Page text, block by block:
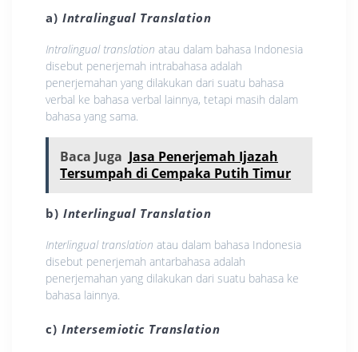
a) Intralingual Translation
Intralingual translation atau dalam bahasa Indonesia
disebut penerjemah intrabahasa adalah
penerjemahan yang dilakukan dari suatu bahasa
verbal ke bahasa verbal lainnya, tetapi masih dalam
bahasa yang sama.
Baca Juga Jasa Penerjemah Ijazah
Tersumpah di Cempaka Putih Timur
b) Interlingual Translation
Interlingual translation atau dalam bahasa Indonesia
disebut penerjemah antarbahasa adalah
penerjemahan yang dilakukan dari suatu bahasa ke
bahasa lainnya.
c) Intersemiotic Translation